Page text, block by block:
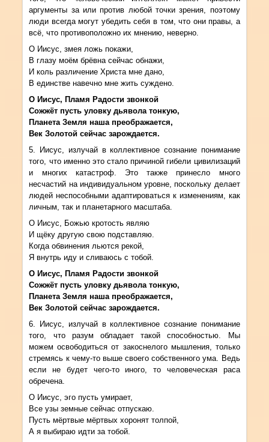
аргументы за или против любой точки зрения, поэтому
люди всегда могут убедить себя в том, что они правы, а
всё, что противоположно их мнению, неверно.
О Иисус, змея ложь покажи,
В глазу моём брёвна сейчас обнажи,
И коль различение Христа мне дано,
В единстве навечно мне жить суждено.
О Иисус, Пламя Радости звонкой
Сожжёт пусть уловку дьявола тонкую,
Планета Земля наша преображается,
Век Золотой сейчас зарождается.
5. Иисус, излучай в коллективное сознание понимание
того, что именно это стало причиной гибели цивилизаций
и многих катастроф. Это также принесло много
несчастий на индивидуальном уровне, поскольку делает
людей неспособными адаптироваться к изменениям, как
личным, так и планетарного масштаба.
О Иисус, Божью кротость являю
И щёку другую свою подставляю.
Когда обвинения льются рекой,
Я внутрь иду и сливаюсь с тобой.
О Иисус, Пламя Радости звонкой
Сожжёт пусть уловку дьявола тонкую,
Планета Земля наша преображается,
Век Золотой сейчас зарождается.
6. Иисус, излучай в коллективное сознание понимание
того, что разум обладает такой способностью. Мы
можем освободиться от закоснелого мышления, только
стремясь к чему-то выше своего собственного ума. Ведь
если не будет чего-то иного, то человеческая раса
обречена.
О Иисус, эго пусть умирает,
Все узы земные сейчас отпускаю.
Пусть мёртвые мёртвых хоронят толпой,
А я выбираю идти за тобой.